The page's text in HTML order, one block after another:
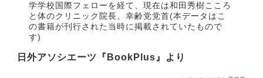
学学校国際フェローを経て、現在は和田秀樹こころ
と体のクリニック院長。幸齢党党首(本データはこ
の書籍が刊行された当時に掲載されていたもので
す)
日外アソシエーツ『BookPlus』より